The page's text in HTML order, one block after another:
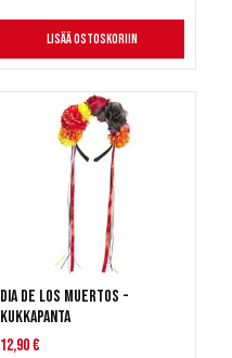
Lisää ostoskoriin
Dia de los Muertos -
kukkapanta
12,90 €